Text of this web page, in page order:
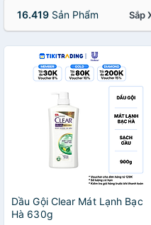
16.419 Sản Phẩm Sắp
Dầu Gội Clear Mát Lạnh Bạc
Hà 630g